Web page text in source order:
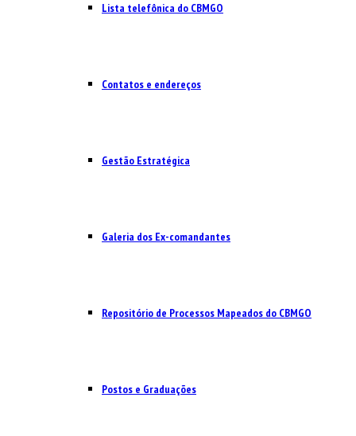
Lista telefônica do CBMGO
Contatos e endereços
Gestão Estratégica
Galeria dos Ex-comandantes
Repositório de Processos Mapeados do CBMGO
Postos e Graduações